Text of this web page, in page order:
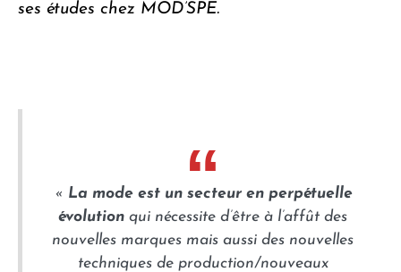
ses études chez MOD’SPE.
« La mode est un secteur en perpétuelle
évolution qui nécessite d’être à l’affût des
nouvelles marques mais aussi des nouvelles
techniques de production/nouveaux